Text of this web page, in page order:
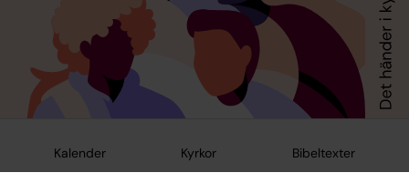
Kalender Kyrkor Bibeltexter